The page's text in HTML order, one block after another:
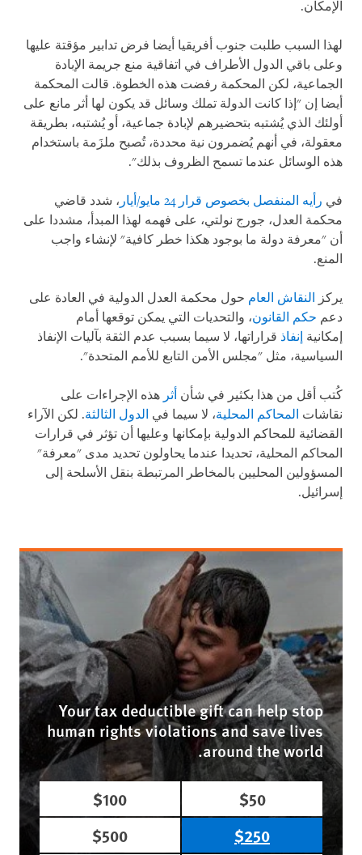
الإمكان.
لهذا السبب طلبت جنوب أفريقيا أيضا فرض تدابير مؤقتة عليها
وعلى باقي الدول الأطراف في اتفاقية منع جريمة الإبادة
الجماعية، لكن المحكمة رفضت هذه الخطوة. قالت المحكمة
أيضا إن "إذا كانت الدولة تملك وسائل قد يكون لها أثر مانع على
أولئك الذي يُشتبه بتحضيرهم لإبادة جماعية، أو يُشتبه، بطريقة
معقولة، في أنهم يُضمرون نية محددة، تُصبح ملزَمة باستخدام
هذه الوسائل عندما تسمح الظروف بذلك".
في رأيه المنفصل بخصوص قرار 24 مايو/أيار
، شدد قاضي
محكمة العدل، جورج نولتي، على فهمه لهذا المبدأ، مشددا على
أن "معرفة دولة ما بوجود هكذا خطر كافية" لإنشاء واجب
المنع.
يركز النقاش العام حول محكمة العدل الدولية في العادة على
دعم حكم القانون، والتحديات التي يمكن توقعها أمام
إمكانية إنفاذ قراراتها، لا سيما بسبب عدم الثقة بآليات الإنفاذ
السياسية، مثل "مجلس الأمن التابع للأمم المتحدة".
كُتب أقل من هذا بكثير في شأن أثر هذه الإجراءات على
نقاشات المحاكم المحلية، لا سيما في الدول الثالثة. لكن الآراء
القضائية للمحاكم الدولية بإمكانها وعليها أن تؤثر في قرارات
المحاكم المحلية، تحديدا عندما يحاولون تحديد مدى "معرفة"
المسؤولين المحليين بالمخاطر المرتبطة بنقل الأسلحة إلى
إسرائيل.
Your tax deductible gift can help stop
human rights violations and save lives
around the world.
$50
$100
$250
$500